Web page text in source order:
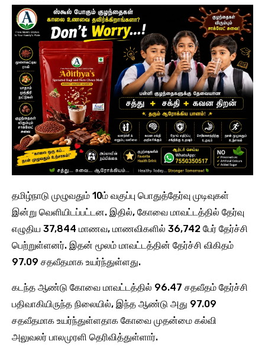
தமிழ்நாடு முழுவதும் 10ம் வகுப்பு பொதுத்தேர்வு முடிவுகள்
இன்று வெளியிடப்பட்டன. இதில், கோவை மாவட்டத்தில் தேர்வு
எழுதிய 37,844 மாணவ, மாணவிகளில் 36,742 பேர் தேர்ச்சி
பெற்றுள்ளனர். இதன் மூலம் மாவட்டத்தின் தேர்ச்சி விகிதம்
97.09 சதவீதமாக உயர்ந்துள்ளது.
கடந்த ஆண்டு கோவை மாவட்டத்தில் 96.47 சதவீதம் தேர்ச்சி
பதிவாகியிருந்த நிலையில், இந்த ஆண்டு அது 97.09
சதவீதமாக உயர்ந்துள்ளதாக கோவை முதன்மை கல்வி
அலுவலர் பாலமுரளி தெரிவித்துள்ளார்.